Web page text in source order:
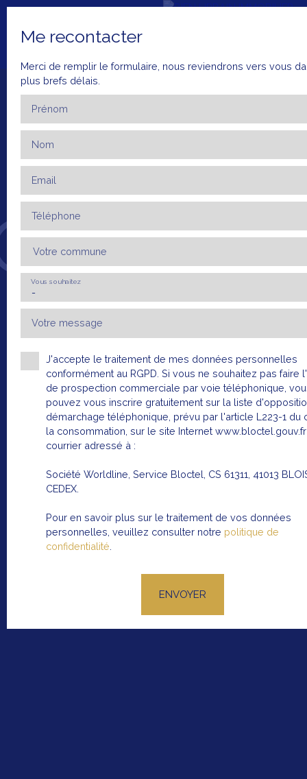
Accueil Ventes Locations Mettre en
+33 4 66 23
ESTIMATI
Me recontacter
Merci de remplir le formulaire, nous reviendrons vers vous
plus brefs délais.
Prénom
Nom
Email
Téléphone
Votre commune
-
Vous souhaitez
Votre message
J'accepte le traitement de mes données personnelles
conformément au RGPD. Si vous ne souhaitez pas faire
de prospection commerciale par voie téléphonique,
pouvez vous inscrire gratuitement sur la liste
démarchage téléphonique, prévu par l'article L223-1 du
la consommation, sur le site Internet
courrier adressé à :
Société Worldline, Service Bloctel, CS 61311, 41013
CEDEX.
Pour en savoir plus sur le traitement de vos données
personnelles, veuillez consulter notre politique de
confidentialité
ENVOYER